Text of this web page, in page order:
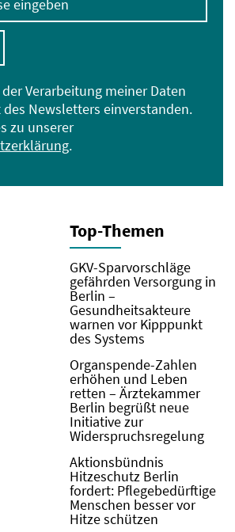
Verarbeitung meiner Daten
Newsletters einverstanden.
zu unserer
.
Top-Themen
GKV-Sparvorschläge
gefährden Versorgung in
Berlin –
Gesundheitsakteure
warnen vor Kipppunkt
des Systems
Organspende-Zahlen
erhöhen und Leben
retten – Ärztekammer
Berlin begrüßt neue
Initiative zur
Widerspruchsregelung
Aktionsbündnis
Hitzeschutz Berlin
fordert: Pflegebedürftige
Menschen besser vor
Hitze schützen